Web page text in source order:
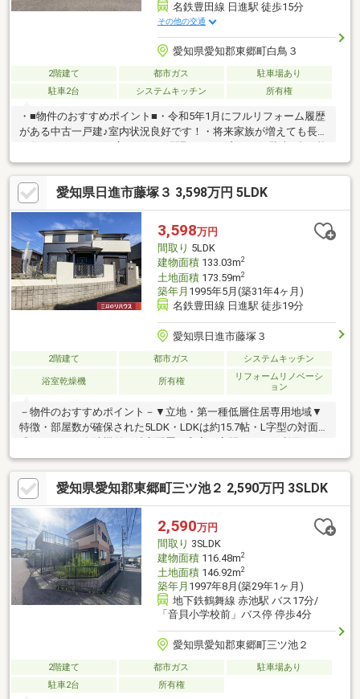
名鉄豊田線 日進駅 徒歩15分
その他の交通
愛知県愛知郡東郷町白鳥３
2階建て 都市ガス
駐車場あり
駐車2台
システムキッチン 所有権
・■物件のおすすめポイント■・令和5年1月にフルリフォーム履歴
がある中古一戸建♪室内状況良好です！・将来家族が増えても長く
なので、ライフスタイルの違うご家庭でも安心です！■周辺環境
■・名鉄豊田線「日進」駅から徒歩約15分の立地です！・スーパ
ー、コンビニ、ドラッグストアが徒歩圏内に揃っているので生活
至便♪・閑静な住宅街にあるので、子育て世帯でも安心してお住ま
いになれます。■リフォーム履歴有■・キッチン、ユニットバス、
トイレ（1階・2階）交換・フローリング張替（LD・各洋室）・ク
ロス張替、畳表替え（各和室）
愛知県日進市藤塚３ 3,598万円 5LDK
3,598万円
間取り 5LDK
建物面積133.03m2
土地面積173.59m2
築年月 1995年5月(築31年4ヶ月)
名鉄豊田線 日進駅 徒歩19分
愛知県日進市藤塚３
2階建て 都市ガス システムキッチン
浴室乾燥機 所有権
リフォームリノベーシ
ョン
－物件のおすすめポイント－▼立地・第一種低層住居専用地域▼
特徴・部屋数が確保された5LDK・LDKは約15.7帖・L字型の対面
各洋室・和室・1階廊下に収納有・ガーデニング等を楽しめるお庭
付・駐車2台可(車種による)▼設備・浴室乾燥機・TVモニタ付イン
ターホン▼2023年9月内外装リフォーム履歴【水回り】キッチ
ン、浴室、トイレ、洗面所【内装】全室クロス、建具、畳表替 等
【外装】外壁、屋根■ ご希望の住まい探しをお手伝いします
━━━━━・・・物件の詳細・ご相談はお気軽にお問い合わせく
ださい。
愛知県愛知郡東郷町三ツ池２ 2,590万円 3SLDK
2,590万円
間取り 3SLDK
建物面積116.48m2
土地面積146.92m2
築年月 1997年8月(築29年1ヶ月)
地下鉄鶴舞線 赤池駅 バス17分/
「音貝小学校前」バス停 停歩4分
愛知県愛知郡東郷町三ツ池２
2階建て 都市ガス
駐車場あり
駐車2台
所有権